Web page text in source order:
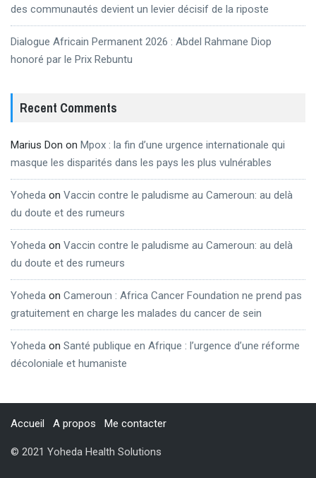
des communautés devient un levier décisif de la riposte
Dialogue Africain Permanent 2026 : Abdel Rahmane Diop
honoré par le Prix Rebuntu
Recent Comments
Marius Don on Mpox : la fin d’une urgence internationale qui
masque les disparités dans les pays les plus vulnérables
Yoheda on Vaccin contre le paludisme au Cameroun: au delà
du doute et des rumeurs
Yoheda on Vaccin contre le paludisme au Cameroun: au delà
du doute et des rumeurs
Yoheda on Cameroun : Africa Cancer Foundation ne prend pas
gratuitement en charge les malades du cancer de sein
Yoheda on Santé publique en Afrique : l’urgence d’une réforme
décoloniale et humaniste
Accueil A propos Me contacter
© 2021 Yoheda Health Solutions